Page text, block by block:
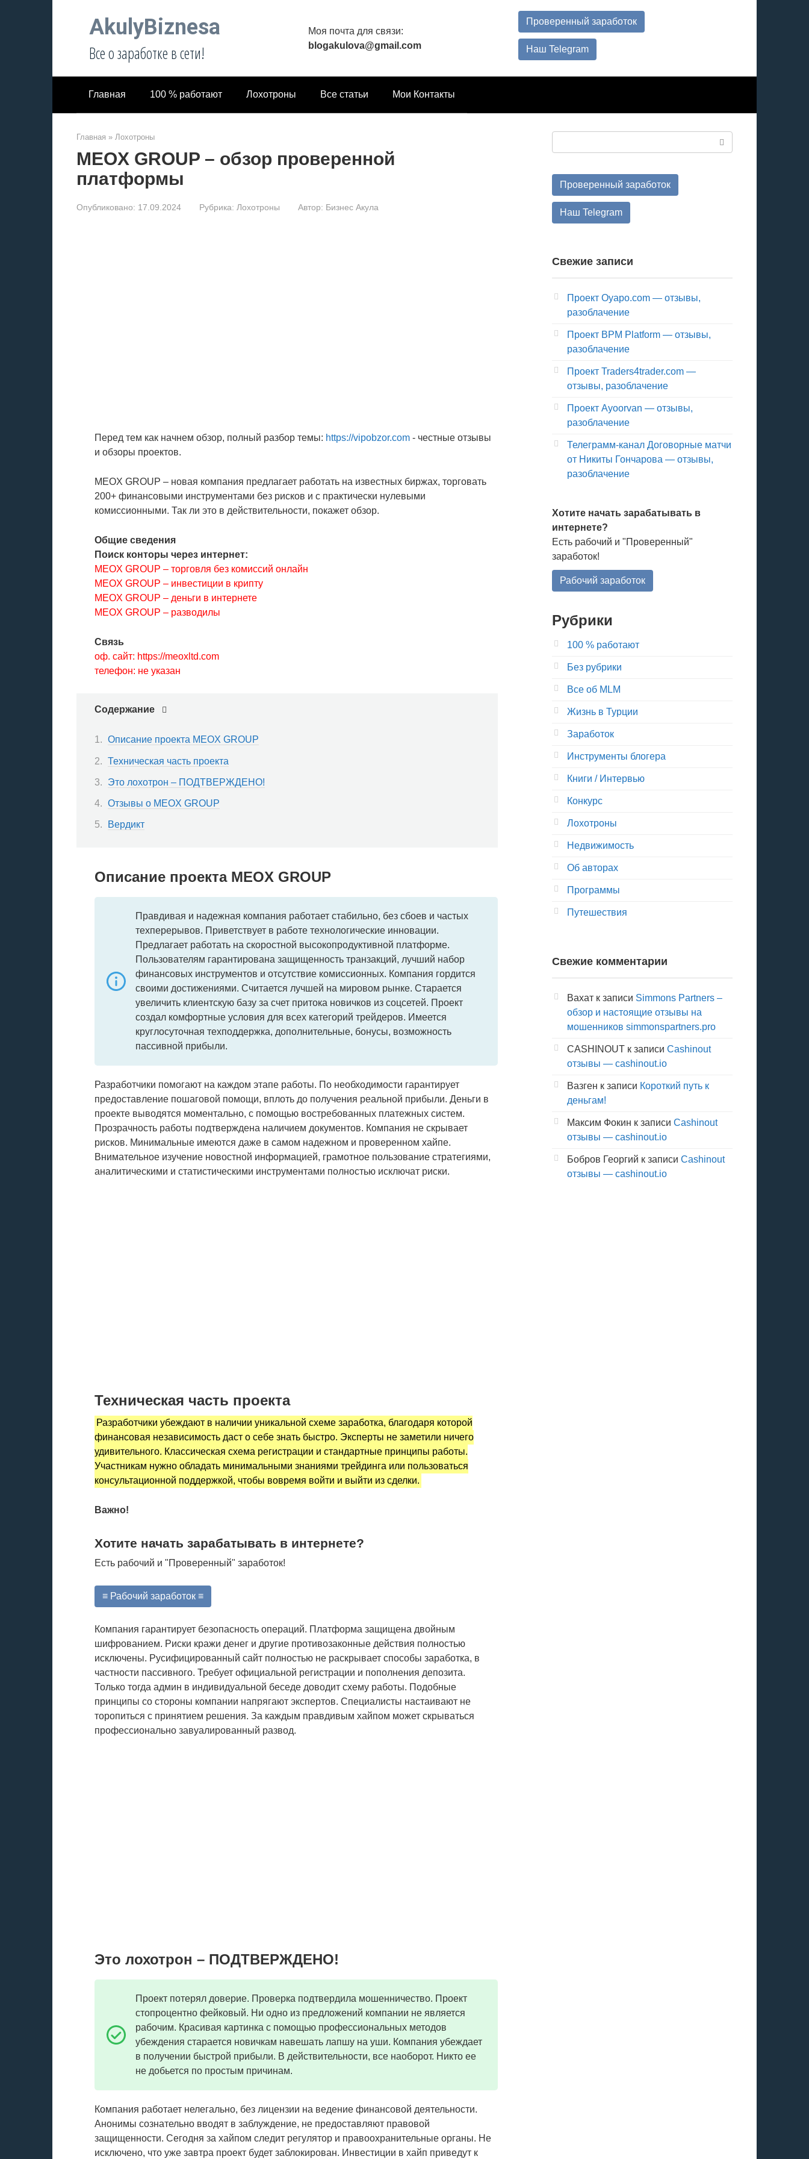
AkulyBiznesa
Все о заработке в сети!
Моя почта для связи:
blogakulova@gmail.com
Проверенный заработок
Наш Telegram
Главная 100 % работают Лохотроны Все статьи Мои Контакты
Главная » Лохотроны
MEOX GROUP – обзор проверенной
платформы
Опубликовано: 17.09.2024 Рубрика: Лохотроны Автор: Бизнес Акула
Перед тем как начнем обзор, полный разбор темы: https://vipobzor.com - честные отзывы
и обзоры проектов.
MEOX GROUP – новая компания предлагает работать на известных биржах, торговать
200+ финансовыми инструментами без рисков и с практически нулевыми
комиссионными. Так ли это в действительности, покажет обзор.
Общие сведения
Поиск конторы через интернет:
MEOX GROUP – торговля без комиссий онлайн
MEOX GROUP – инвестиции в крипту
MEOX GROUP – деньги в интернете
MEOX GROUP – разводилы
Связь
оф. сайт: https://meoxltd.com
телефон: не указан
Содержание
Описание проекта MEOX GROUP
Техническая часть проекта
Это лохотрон – ПОДТВЕРЖДЕНО!
Отзывы о MEOX GROUP
Вердикт
Описание проекта MEOX GROUP
Правдивая и надежная компания работает стабильно, без сбоев и частых
техперерывов. Приветствует в работе технологические инновации.
Предлагает работать на скоростной высокопродуктивной платформе.
Пользователям гарантирована защищенность транзакций, лучший набор
финансовых инструментов и отсутствие комиссионных. Компания гордится
своими достижениями. Считается лучшей на мировом рынке. Старается
увеличить клиентскую базу за счет притока новичков из соцсетей. Проект
создал комфортные условия для всех категорий трейдеров. Имеется
круглосуточная техподдержка, дополнительные, бонусы, возможность
пассивной прибыли.
Разработчики помогают на каждом этапе работы. По необходимости гарантирует
предоставление пошаговой помощи, вплоть до получения реальной прибыли. Деньги в
проекте выводятся моментально, с помощью востребованных платежных систем.
Прозрачность работы подтверждена наличием документов. Компания не скрывает
рисков. Минимальные имеются даже в самом надежном и проверенном хайпе.
Внимательное изучение новостной информацией, грамотное пользование стратегиями,
аналитическими и статистическими инструментами полностью исключат риски.
Техническая часть проекта
Разработчики убеждают в наличии уникальной схеме заработка, благодаря которой
финансовая независимость даст о себе знать быстро. Эксперты не заметили ничего
удивительного. Классическая схема регистрации и стандартные принципы работы.
Участникам нужно обладать минимальными знаниями трейдинга или пользоваться
консультационной поддержкой, чтобы вовремя войти и выйти из сделки.
Важно!
Хотите начать зарабатывать в интернете?
Есть рабочий и "Проверенный" заработок!
≡ Рабочий заработок ≡
Компания гарантирует безопасность операций. Платформа защищена двойным
шифрованием. Риски кражи денег и другие противозаконные действия полностью
исключены. Русифицированный сайт полностью не раскрывает способы заработка, в
частности пассивного. Требует официальной регистрации и пополнения депозита.
Только тогда админ в индивидуальной беседе доводит схему работы. Подобные
принципы со стороны компании напрягают экспертов. Специалисты настаивают не
торопиться с принятием решения. За каждым правдивым хайпом может скрываться
профессионально завуалированный развод.
Это лохотрон – ПОДТВЕРЖДЕНО!
Проект потерял доверие. Проверка подтвердила мошенничество. Проект
стопроцентно фейковый. Ни одно из предложений компании не является
рабочим. Красивая картинка с помощью профессиональных методов
убеждения старается новичкам навешать лапшу на уши. Компания убеждает
в получении быстрой прибыли. В действительности, все наоборот. Никто ее
не добьется по простым причинам.
Компания работает нелегально, без лицензии на ведение финансовой деятельности.
Анонимы сознательно вводят в заблуждение, не предоставляют правовой
защищенности. Сегодня за хайпом следит регулятор и правоохранительные органы. Не
исключено, что уже завтра проект будет заблокирован. Инвестиции в хайп приведут к
Проверенный заработок
Наш Telegram
Свежие записи
Проект Oyapo.com — отзывы,
разоблачение
Проект BPM Platform — отзывы,
разоблачение
Проект Traders4trader.com —
отзывы, разоблачение
Проект Ayoorvan — отзывы,
разоблачение
Телеграмм-канал Договорные матчи
от Никиты Гончарова — отзывы,
разоблачение
Хотите начать зарабатывать в
интернете?
Есть рабочий и "Проверенный"
заработок!
Рабочий заработок
Рубрики
100 % работают
Без рубрики
Все об MLM
Жизнь в Турции
Заработок
Инструменты блогера
Книги / Интервью
Конкурс
Лохотроны
Недвижимость
Об авторах
Программы
Путешествия
Свежие комментарии
Вахат к записи Simmons Partners –
обзор и настоящие отзывы на
мошенников simmonspartners.pro
CASHINOUT к записи Cashinout
отзывы — cashinout.io
Вазген к записи Короткий путь к
деньгам!
Максим Фокин к записи Cashinout
отзывы — cashinout.io
Бобров Георгий к записи Cashinout
отзывы — cashinout.io